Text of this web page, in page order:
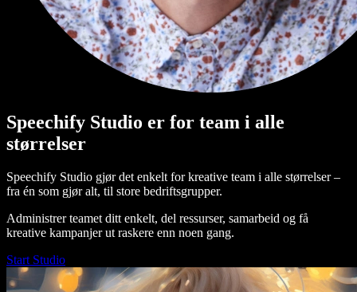
Speechify Studio er for team i alle
størrelser
Speechify Studio gjør det enkelt for kreative team i alle størrelser –
fra én som gjør alt, til store bedriftsgrupper.
Administrer teamet ditt enkelt, del ressurser, samarbeid og få
kreative kampanjer ut raskere enn noen gang.
Start Studio